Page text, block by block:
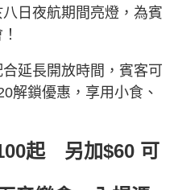
日夜航期間亮燈，為賓
延長開放時間，賓客可
解鎖優惠，享用小食、
起 另加$60 可